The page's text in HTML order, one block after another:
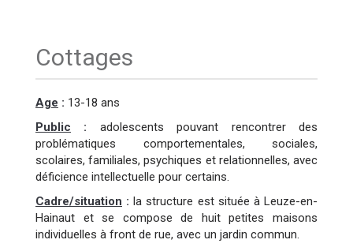
Cottages
Age : 13-18 ans
Public
: adolescents pouvant rencontrer des
problématiques comportementales, sociales,
scolaires, familiales, psychiques et relationnelles, avec
déficience intellectuelle pour certains.
Cadre/situation : la structure est située à Leuze-en-
Hainaut et se compose de huit petites maisons
individuelles à front de rue, avec un jardin commun.